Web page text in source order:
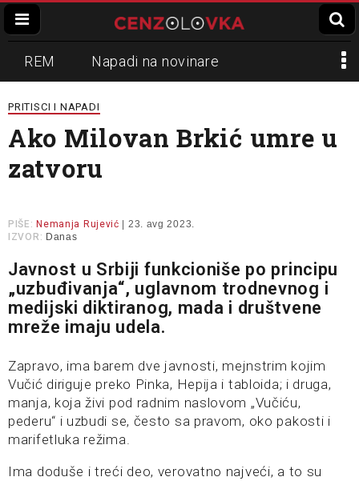
REM Napadi na novinare
Zvučni top
Propaganda Lokalni mediji
Informer
PRITISCI I NAPADI
Ako Milovan Brkić umre u
zatvoru
PIŠE: Nemanja Rujević | 23. avg 2023.
IZVOR: Danas
Javnost u Srbiji funkcioniše po principu
„uzbuđivanja“, uglavnom trodnevnog i
medijski diktiranog, mada i društvene
mreže imaju udela.
Zapravo, ima barem dve javnosti, mejnstrim kojim
Vučić diriguje preko Pinka, Hepija i tabloida; i druga,
manja, koja živi pod radnim naslovom „Vučiću,
pederu“ i uzbudi se, često sa pravom, oko pakosti i
marifetluka režima.
Ima doduše i treći deo, verovatno najveći, a to su